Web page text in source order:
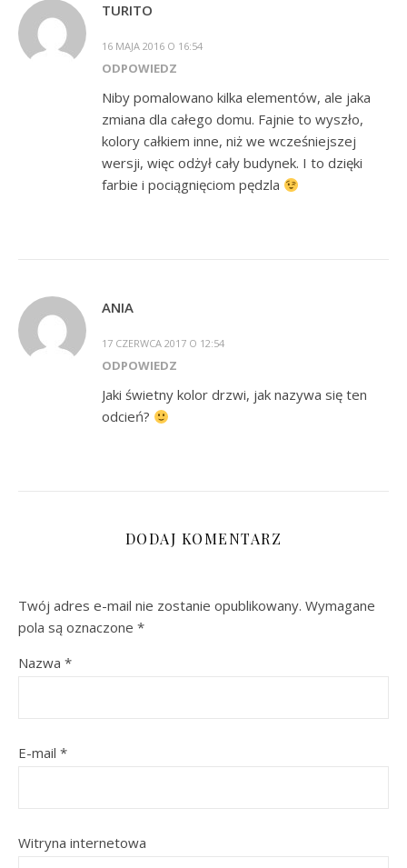
TURITO
16 MAJA 2016 O 16:54
ODPOWIEDZ
Niby pomalowano kilka elementów, ale jaka
zmiana dla całego domu. Fajnie to wyszło,
kolory całkiem inne, niż we wcześniejszej
wersji, więc odżył cały budynek. I to dzięki
farbie i pociągnięciom pędzla
ANIA
17 CZERWCA 2017 O 12:54
ODPOWIEDZ
Jaki świetny kolor drzwi, jak nazywa się ten
odcień?
DODAJ KOMENTARZ
Twój adres e-mail nie zostanie opublikowany. Wymagane
pola są oznaczone *
Nazwa *
E-mail *
Witryna internetowa